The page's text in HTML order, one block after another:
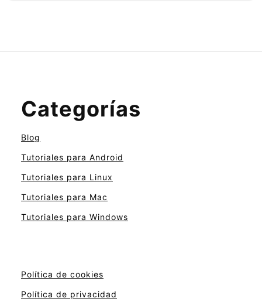
Categorías
Blog
Tutoriales para Android
Tutoriales para Linux
Tutoriales para Mac
Tutoriales para Windows
Política de cookies
Política de privacidad